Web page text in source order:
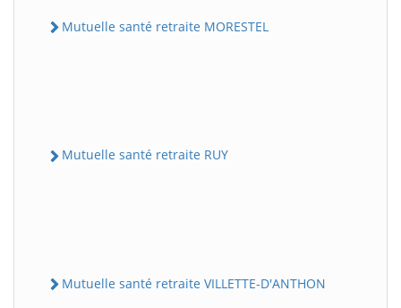
Mutuelle santé retraite MORESTEL
Mutuelle santé retraite RUY
Mutuelle santé retraite VILLETTE-D'ANTHON